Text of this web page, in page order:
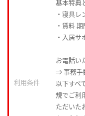
基本特典
・寝具
・賃料
・入居
お電話い
⇒ 事務手
利用条件
以下すべ
規でご利
ただいた